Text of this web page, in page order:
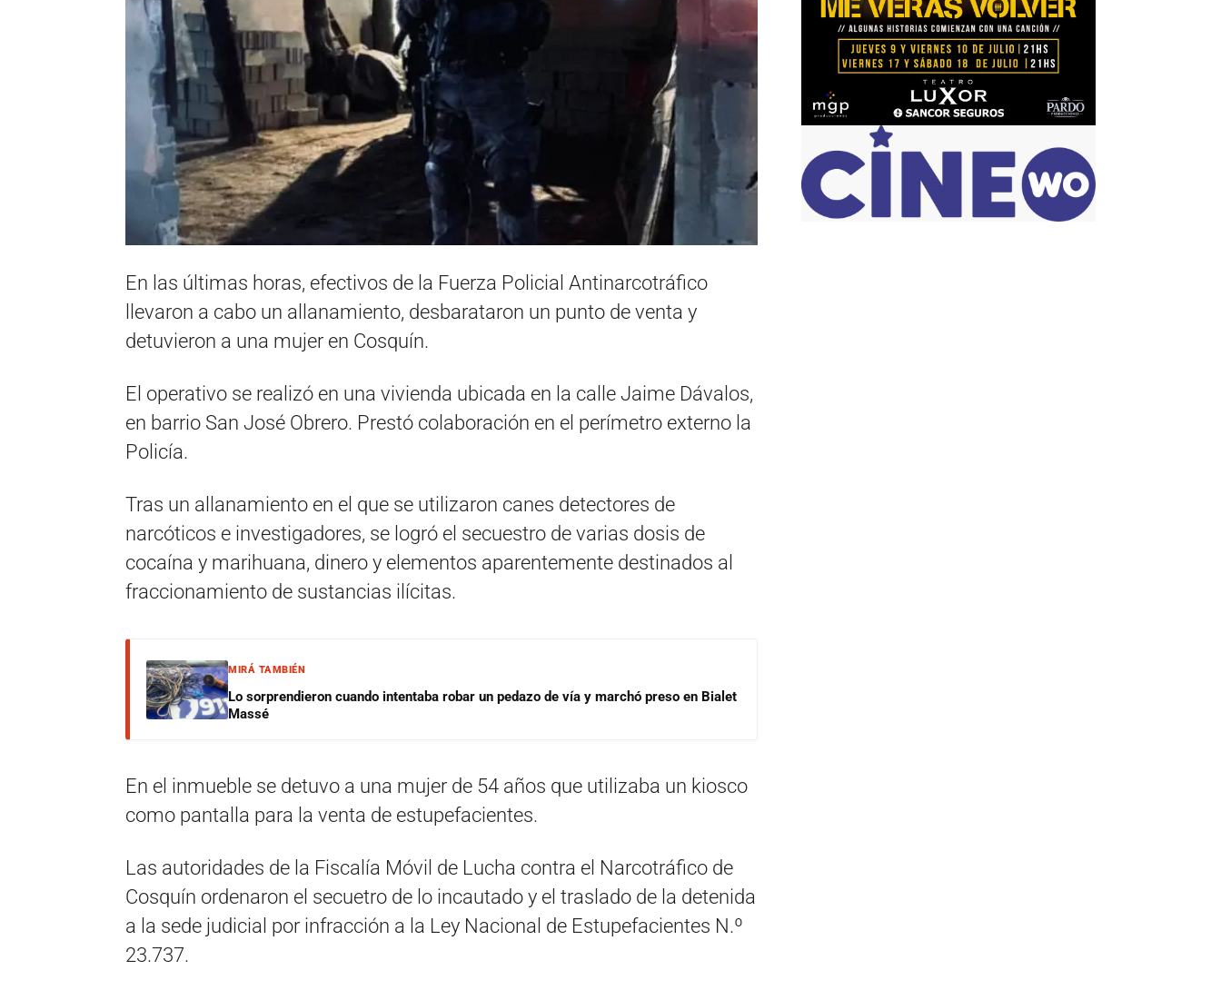
En las últimas horas, efectivos de la Fuerza Policial Antinarcotráfico
llevaron a cabo un allanamiento, desbarataron un punto de venta y
detuvieron a una mujer en Cosquín.
El operativo se realizó en una vivienda ubicada en la calle Jaime Dávalos,
en barrio San José Obrero. Prestó colaboración en el perímetro externo la
Policía.
Tras un allanamiento en el que se utilizaron canes detectores de
narcóticos e investigadores, se logró el secuestro de varias dosis de
cocaína y marihuana, dinero y elementos aparentemente destinados al
fraccionamiento de sustancias ilícitas.
MIRÁ TAMBIÉN
Lo sorprendieron cuando intentaba robar un pedazo de vía y marchó preso en Bialet
Massé
En el inmueble se detuvo a una mujer de 54 años que utilizaba un kiosco
como pantalla para la venta de estupefacientes.
Las autoridades de la Fiscalía Móvil de Lucha contra el Narcotráfico de
Cosquín ordenaron el secuetro de lo incautado y el traslado de la detenida
a la sede judicial por infracción a la Ley Nacional de Estupefacientes N.º
23.737.